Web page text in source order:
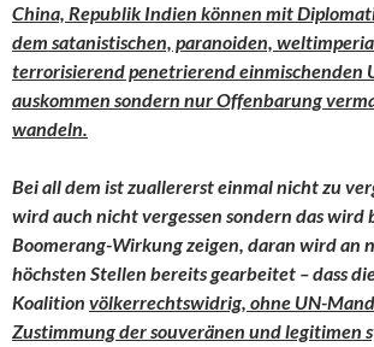
China, Republik Indien können mit
dem satanistischen, paranoiden,
terrorisierend penetrierend einmischenden
auskommen sondern nur Offenbarung
wandeln.
Bei all dem ist zuallererst einmal nicht zu
wird auch nicht vergessen sondern das wird
Boomerang-Wirkung zeigen, daran wird an
höchsten Stellen bereits gearbeitet – dass
Koalition völkerrechtswidrig, ohne UN-
Zustimmung der souveränen und legitimen